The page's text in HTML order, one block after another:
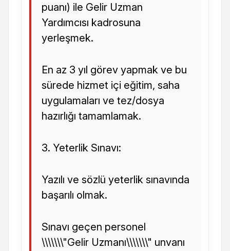
puanı) ile Gelir Uzman
Yardımcısı kadrosuna
yerleşmek.
En az 3 yıl görev yapmak ve bu
sürede hizmet içi eğitim, saha
uygulamaları ve tez/dosya
hazırlığı tamamlamak.
3. Yeterlik Sınavı:
Yazılı ve sözlü yeterlik sınavında
başarılı olmak.
Sınavı geçen personel
\\\\\\\"Gelir Uzmanı\\\\\\\" unvanı